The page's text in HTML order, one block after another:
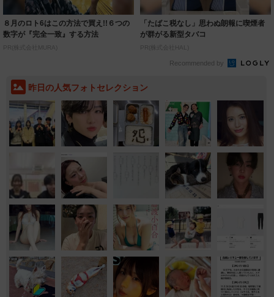
８月のロト6はこの方法で買え!!６つの
数字が『完全一致』する方法
PR(株式会社MURA)
「たばこ税なし」思わぬ朗報に喫煙者
が群がる新型タバコ
PR(株式会社HAL)
Recommended by
昨日の人気フォトセレクション